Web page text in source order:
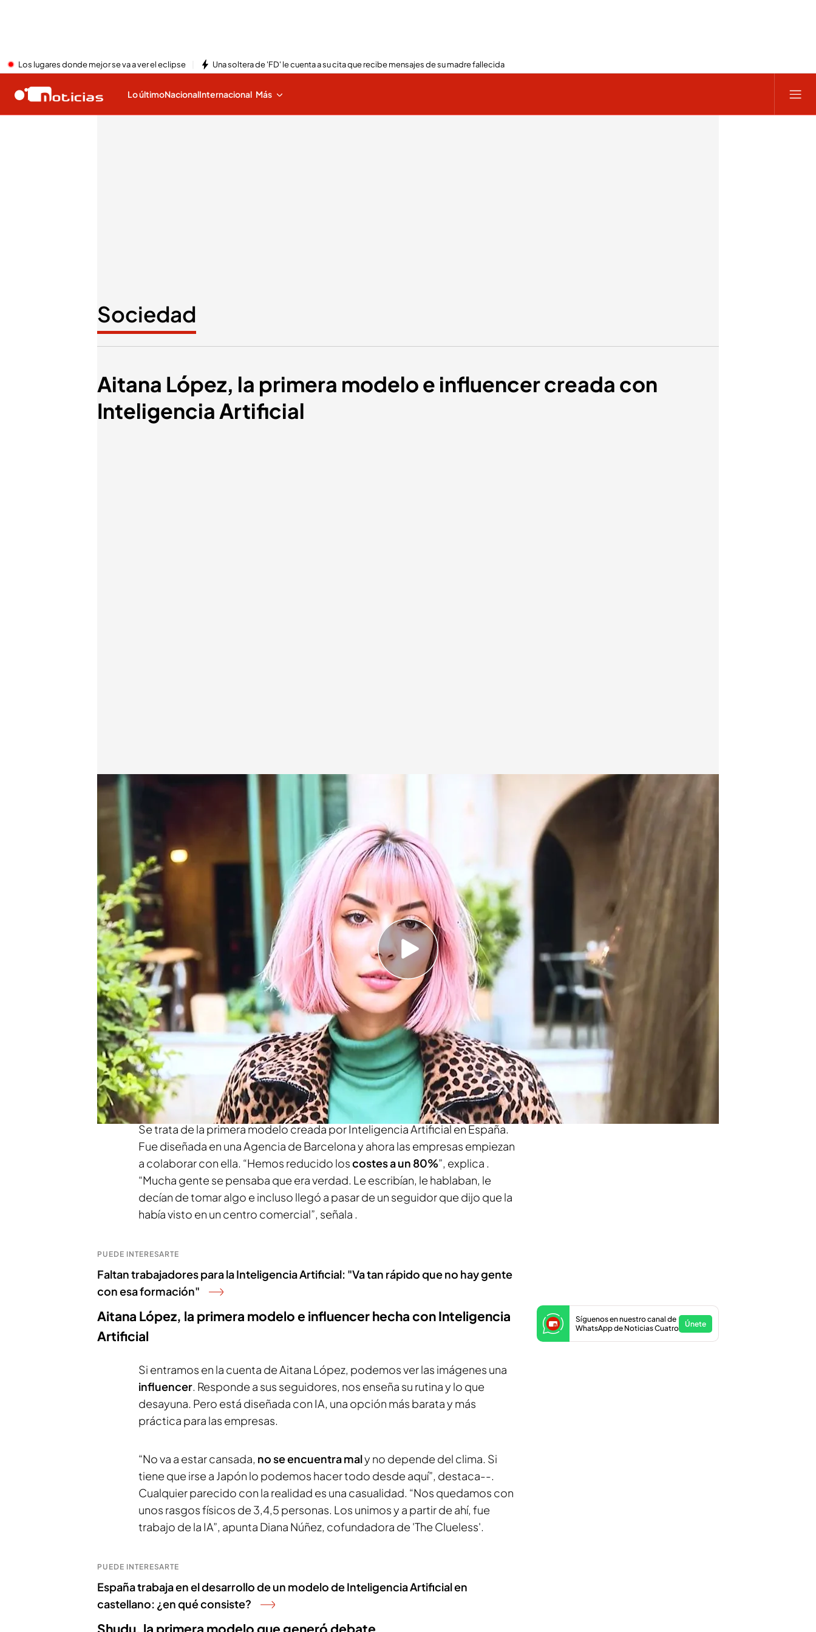
Los lugares donde mejor se va a ver el eclipse Una soltera de 'FD' le cuenta a su cita que recibe mensajes de su madre fallecida
Lo últimoNacionalInternacional Más
Sociedad
Aitana López, la primera modelo e influencer creada con
Inteligencia Artificial
Aitana López es la primera modelo creada con Inteligencia Artificial
Aitana López cuenta con más de 300.000 seguidores en Instagram
La agencia que la creó asegura que redujeron los costes en un 80%
Llega ‘Sora’, la nueva Inteligencia Artificial: crea vídeos hiperrealistas
donde el límite está en la imaginación de cada uno
Compartir
Aitana López es una modelo que tiene más de300.000 seguidoresen
Instagram. Gamer, amante del deporte y de la moda, es una influencer
más. A excepción de un pequeño detalle: no es real. Está creada con
Inteligencia Artificial, según informa en el vídeo Sergio García.Y es que
esta tecnología
amenaza a algunas profesiones.
Se trata de la primera modelo creada por Inteligencia Artificial en España.
Fue diseñada en una Agencia de Barcelona y ahora las empresas empiezan
a colaborar con ella. “Hemos reducido loscostes a un 80%”, explica .
“Mucha gente se pensaba que era verdad. Le escribían, le hablaban, le
decían de tomar algo e incluso llegó a pasar de un seguidor que dijo que la
había visto en un centro comercial”, señala .
PUEDE INTERESARTE
Faltan trabajadores para la Inteligencia Artificial: "Va tan rápido que no hay gente
con esa formación"
Aitana López, la primera modelo e influencer hecha con Inteligencia
Artificial
Si entramos en la cuenta de Aitana López, podemos ver las imágenes una
influencer. Responde a sus seguidores, nos enseña su rutina y lo que
desayuna. Pero está diseñada con IA, una opción más barata y más
práctica para las empresas.
“No va a estar cansada, no se encuentra maly no depende del clima. Si
tiene que irse a Japón lo podemos hacer todo desde aquí”, destaca--.
Cualquier parecido con la realidad es una casualidad. “Nos quedamos con
unos rasgos físicos de 3,4,5 personas. Los unimos y a partir de ahí, fue
trabajo de la IA”, apunta Diana Núñez, cofundadora de 'The Clueless'.
PUEDE INTERESARTE
España trabaja en el desarrollo de un modelo de Inteligencia Artificial en
castellano: ¿en qué consiste?
Shudu, la primera modelo que generó debate
Síguenos en nuestro canal de
WhatsApp de Noticias Cuatro
Únete